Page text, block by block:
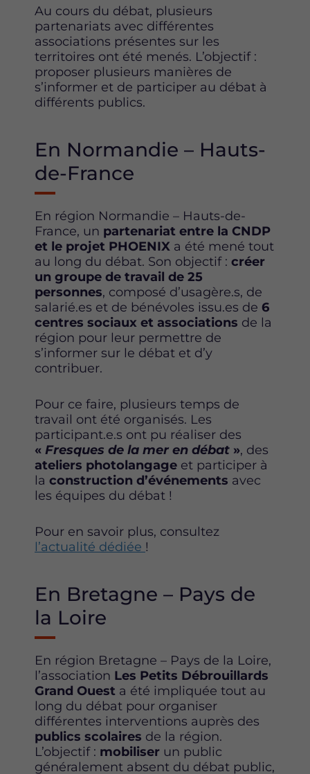
g
e
s
u
r
F
b
o
u
T
t
e
Au cours du débat, plusieurs
partenariats avec différentes
associations présentes sur les
territoires ont été menés. L’objectif :
proposer plusieurs manières de
s’informer et de participer au débat à
différents publics.
En Normandie – Hauts-
de-France
En région Normandie – Hauts-de-
France, un partenariat entre la CNDP
et le projet PHOENIX a été mené tout
au long du débat. Son objectif : créer
un groupe de travail de 25
personnes, composé d’usagère.s, de
salarié.es et de bénévoles issu.es de 6
centres sociaux et associations de la
région pour leur permettre de
s’informer sur le débat et d’y
contribuer.
Pour ce faire, plusieurs temps de
travail ont été organisés. Les
participant.e.s ont pu réaliser des
« Fresques de la mer en débat », des
ateliers photolangage et participer à
la construction d’événements avec
les équipes du débat !
Pour en savoir plus, consultez
l’actualité dédiée !
En Bretagne – Pays de
la Loire
En région Bretagne – Pays de la Loire,
l’association Les Petits Débrouillards
Grand Ouest a été impliquée tout au
long du débat pour organiser
différentes interventions auprès des
publics scolaires de la région.
L’objectif : mobiliser un public
généralement absent du débat public,